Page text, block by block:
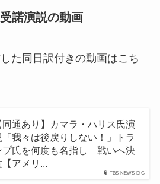
諾演説の動画
た同日訳付きの動画はこち
TBS NEWS DIG
同通あり】カマラ・ハリス氏演
「我々は後戻りしない！」トラ
プ氏を何度も名指し 戦いへ決
【アメリ...